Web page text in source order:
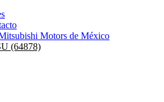
Motors de México
(64878)